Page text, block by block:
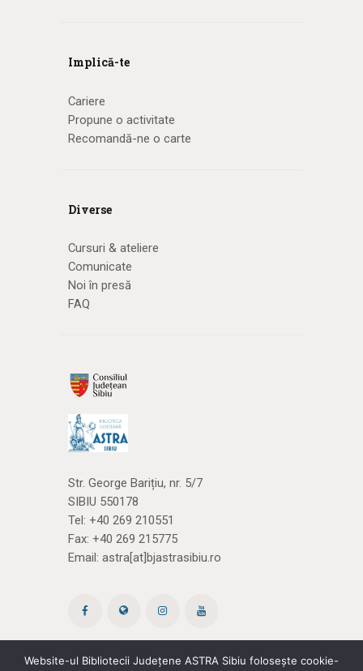
Implică-te
Cariere
Propune o activitate
Recomandă-ne o carte
Diverse
Cursuri & ateliere
Comunicate
Noi în presă
FAQ
Str. George Barițiu, nr. 5/7
SIBIU 550178
Tel: +40 269 210551
Fax: +40 269 215775
Email: astra[at]bjastrasibiu.ro
Website-ul Bibliotecii Județene ASTRA Sibiu folosește cookie-